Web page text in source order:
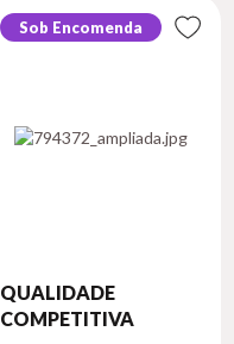
Sob Encomenda
QUALIDADE
COMPETITIVA